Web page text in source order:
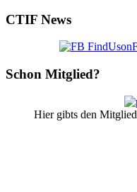
CTIF News
Schon Mitglied?
Hier gibts den